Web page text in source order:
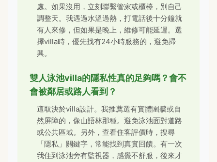
處。如果沒用，立刻聯繫管家或櫃檯，別自己
調整天。我遇過水溫過熱，打電話後十分鐘就
有人來修，但如果是晚上，維修可能延遲。選
擇villa時，優先找有24小時服務的，避免掃
興。
雙人泳池villa的隱私性真的足夠嗎？會不
會被鄰居或路人看到？
這取決於villa設計。我推薦選有實體圍牆或自
然屏障的，像山語林那種。避免泳池面對道路
或公共區域。另外，查看住客評價時，搜尋
「隱私」關鍵字，常能找到真實回饋。有一次
我住到泳池旁有監視器，感覺不舒服，後來才